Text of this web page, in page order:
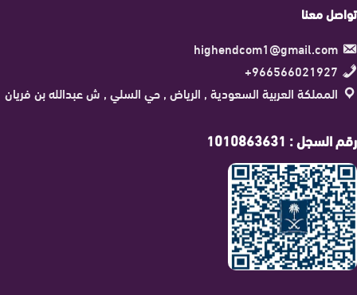
تواصل معنا
highendcom1@gmail.com
966566021927+
المملكة العربية السعودية , الرياض , حي السلي , ش عبدالله بن فريان
رقم السجل : 1010863631